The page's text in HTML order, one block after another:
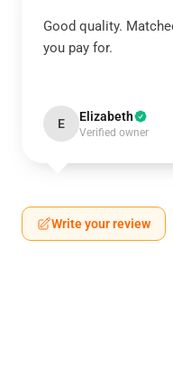
Good quality.
you pay for.
E Elizabeth
Verified owner
Write your review